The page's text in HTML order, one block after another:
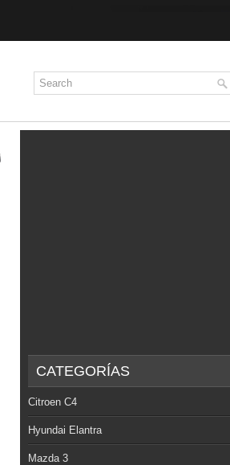
CATEGORÍAS
Citroen C4
Hyundai Elantra
Mazda 3